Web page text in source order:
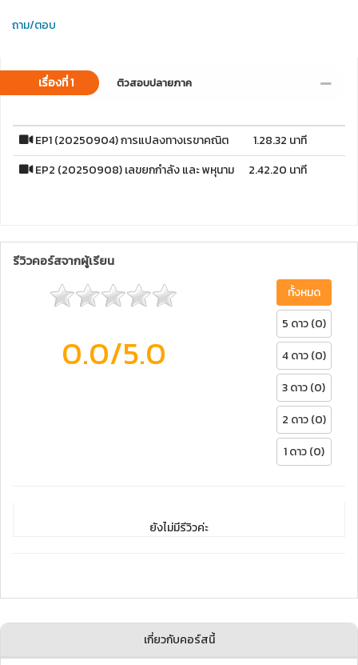
ถาม/ตอบ
เรื่องที่ 1 ติวสอบปลายภาค
EP1 (20250904) การแปลงทางเรขาคณิต
1.28.32 นาที
EP2 (20250908) เลขยกกำลัง และ พหุนาม
2.42.20 นาที
รีวิวคอร์สจากผู้เรียน
0.0/5.0
ทั้งหมด
5 ดาว (0)
4 ดาว (0)
3 ดาว (0)
2 ดาว (0)
1 ดาว (0)
ยังไม่มีรีวิวค่ะ
เกี่ยวกับคอร์สนี้